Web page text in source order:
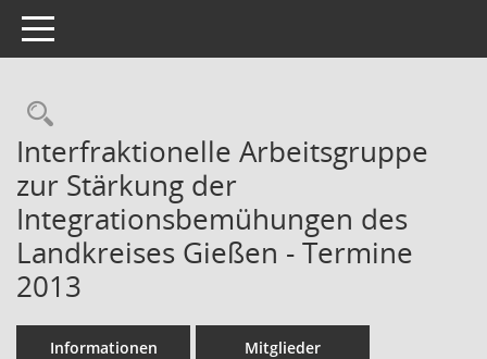
Toggle navigation
Rechercheauswahl
Interfraktionelle Arbeitsgruppe
zur Stärkung der
Integrationsbemühungen des
Landkreises Gießen - Termine
2013
Informationen Mitglieder